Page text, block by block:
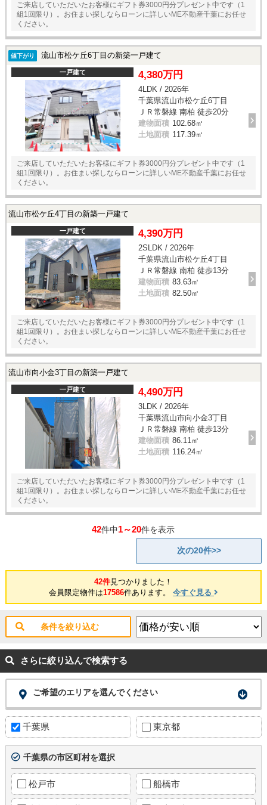
ご来店していただいたお客様にギフト券3000円分プレゼント中です（1
組1回限り）。お住まい探しならローンに詳しいME不動産千葉にお任せ
ください。
値下がり 流山市松ケ丘6丁目の新築一戸建て
一戸建て 4,380万円
4LDK / 2026年
千葉県流山市松ケ丘6丁目
ＪＲ常磐線 南柏 徒歩20分
建物面積 102.68㎡
土地面積 117.39㎡
ご来店していただいたお客様にギフト券3000円分プレゼント中です（1
組1回限り）。お住まい探しならローンに詳しいME不動産千葉にお任せ
ください。
流山市松ケ丘4丁目の新築一戸建て
一戸建て 4,390万円
2SLDK / 2026年
千葉県流山市松ケ丘4丁目
ＪＲ常磐線 南柏 徒歩13分
建物面積 83.63㎡
土地面積 82.50㎡
ご来店していただいたお客様にギフト券3000円分プレゼント中です（1
組1回限り）。お住まい探しならローンに詳しいME不動産千葉にお任せ
ください。
流山市向小金3丁目の新築一戸建て
一戸建て 4,490万円
3LDK / 2026年
千葉県流山市向小金3丁目
ＪＲ常磐線 南柏 徒歩13分
建物面積 86.11㎡
土地面積 116.24㎡
ご来店していただいたお客様にギフト券3000円分プレゼント中です（1
組1回限り）。お住まい探しならローンに詳しいME不動産千葉にお任せ
ください。
42件中1～20件を表示
次の20件>>
42件見つかりました！
会員限定物件は17586件あります。 今すぐ見る
条件を絞り込む
さらに絞り込んで検索する
ご希望のエリアを選んでください
千葉県 東京都
千葉県の市区町村を選択
松戸市 船橋市